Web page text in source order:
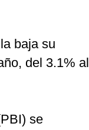
baja su
del 3.1% al
se